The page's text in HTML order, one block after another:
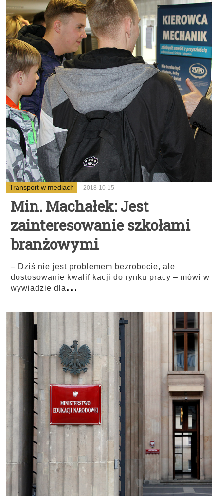
Transport w mediach 2018-10-15
Min. Machałek: Jest
zainteresowanie szkołami
branżowymi
– Dziś nie jest problemem bezrobocie, ale
dostosowanie kwalifikacji do rynku pracy – mówi w
wywiadzie dla ...